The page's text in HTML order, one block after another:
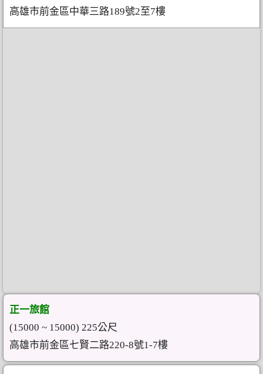
高雄市前金區中華三路189號2至7樓
正一旅館
(15000 ~ 15000) 225公尺
高雄市前金區七賢二路220-8號1-7樓